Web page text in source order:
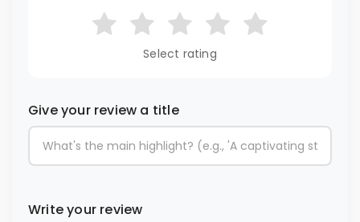
Select rating
Give your review a title
Write your review